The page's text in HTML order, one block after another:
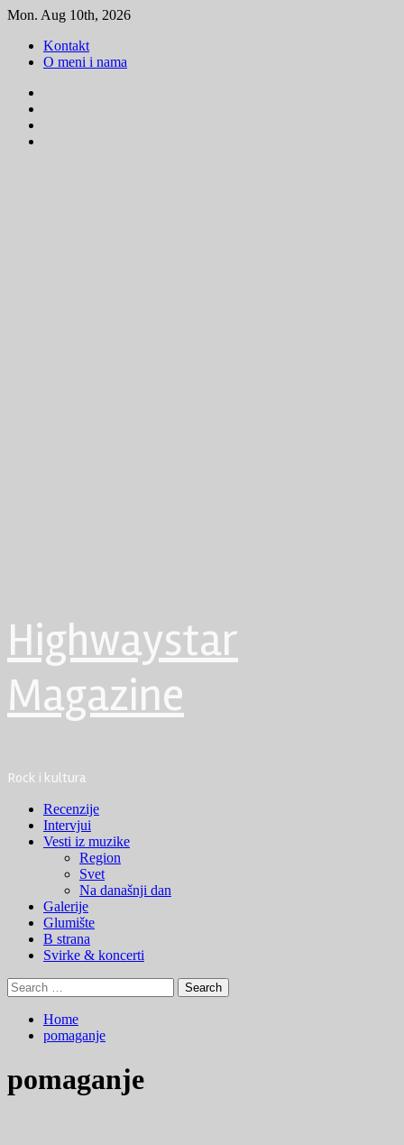
Skip
content
Mon. Aug 10th, 2026
Kontakt
O meni i nama
Highwaystar
Magazine
Rock i kultura
Primary
Menu
Recenzije
Intervjui
Vesti iz muzike
Region
Svet
Na današnji dan
Galerije
Glumište
B strana
Svirke & koncerti
Search
for:
Home
pomaganje
pomaganje